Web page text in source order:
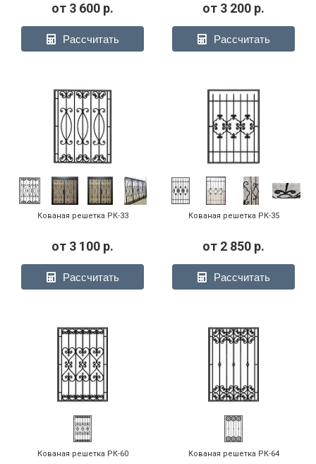
от 3 600 р.
Рассчитать
от 3 200 р.
Рассчитать
Кованая решетка РК-33
от 3 100 р.
Рассчитать
Кованая решетка РК-35
от 2 850 р.
Рассчитать
Кованая решетка РК-60 Кованая решетка РК-64